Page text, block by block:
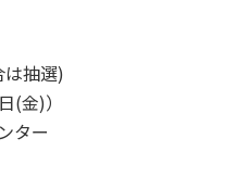
抽選)
(金)）
ター